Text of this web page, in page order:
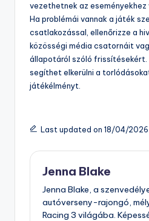
vezethetnek az eseményekhez
Ha problémái vannak a játék
csatlakozással, ellenőrizze a
közösségi média csatornáit
állapotáról szóló frissítésekért.
segíthet elkerülni a
játékélményt.
Last updated on 18/04/2026
Jenna Blake
Jenna Blake, a
autóverseny-rajongó,
Racing 3 világába.